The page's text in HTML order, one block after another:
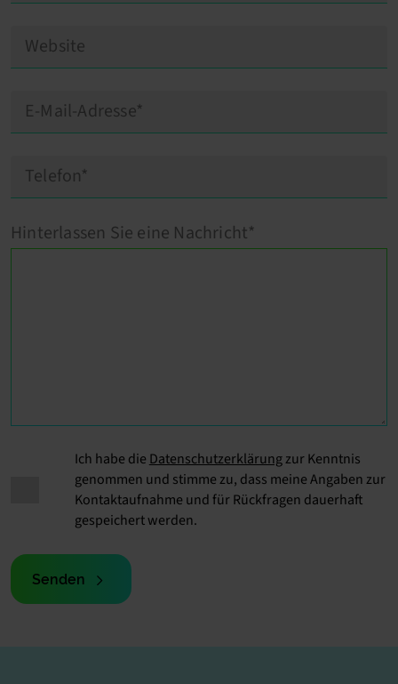
Hinterlassen Sie eine Nachricht*
Ich habe die Datenschutzerklärungzur Kenntnis
genommen und stimme zu, dass meine Angaben zur
Kontaktaufnahme und für Rückfragen dauerhaft
gespeichert werden.
Senden